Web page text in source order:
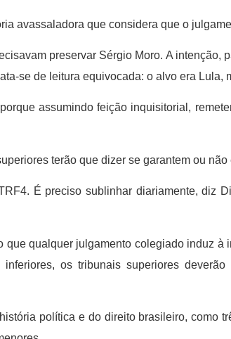
avassaladora que considera que o
preservar Sérgio Moro. A intenção,
se de leitura equivocada: o alvo era Lula,
assumindo feição inquisitorial,
terão que dizer se garantem ou
É preciso sublinhar diariamente, diz
qualquer julgamento colegiado induz à
os tribunais superiores
política e do direito brasileiro, como